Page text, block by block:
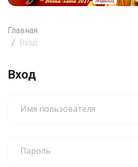
Главная
Вход
Вход